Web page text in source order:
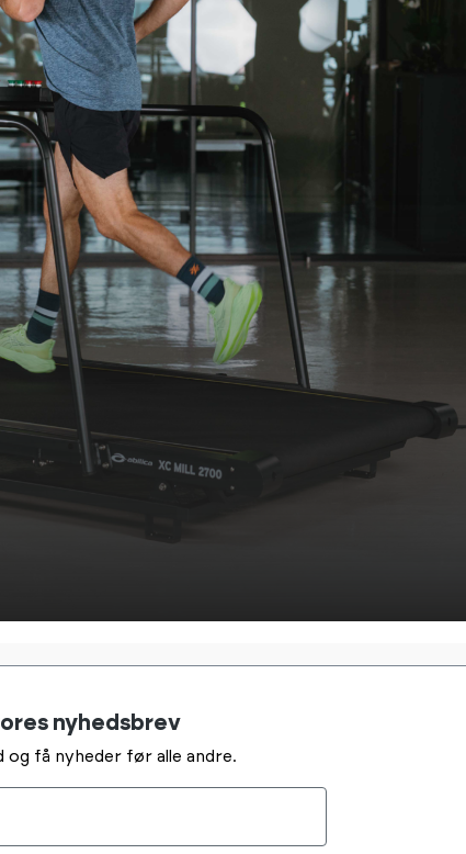
nyhedsbrev
og få nyheder før alle andre.